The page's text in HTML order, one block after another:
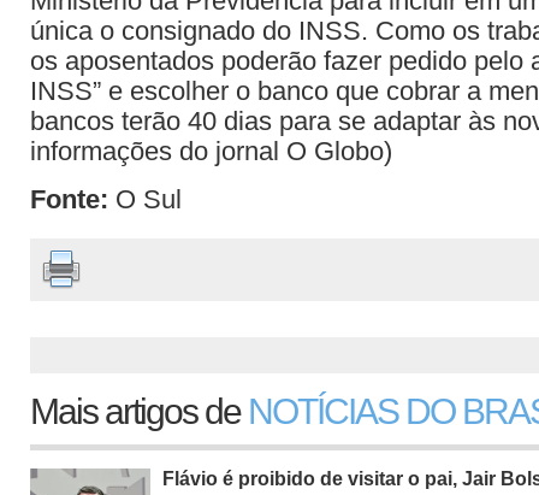
única o consignado do INSS. Como os
os aposentados poderão fazer pedido pelo
INSS” e escolher o banco que cobrar a
bancos terão 40 dias para se adaptar às
informações do jornal O Globo)
Fonte: O Sul
Mais artigos de NOTÍCIAS DO
Flávio é proibido de visitar o pai, Jair